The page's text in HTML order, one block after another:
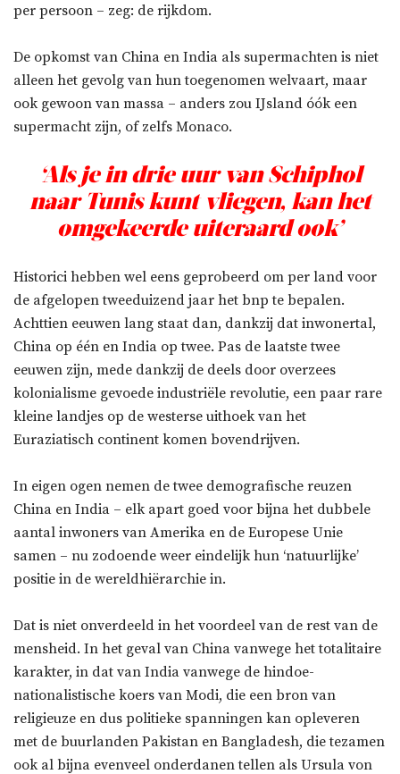
per persoon – zeg: de rijkdom.
De opkomst van China en India als supermachten is niet
alleen het gevolg van hun toegenomen welvaart, maar
ook gewoon van massa – anders zou IJsland óók een
supermacht zijn, of zelfs Monaco.
‘Als je in drie uur van Schiphol
naar Tunis kunt vliegen, kan het
omgekeerde uiteraard ook’
Historici hebben wel eens geprobeerd om per land voor
de afgelopen tweeduizend jaar het bnp te bepalen.
Achttien eeuwen lang staat dan, dankzij dat inwonertal,
China op één en India op twee. Pas de laatste twee
eeuwen zijn, mede dankzij de deels door overzees
kolonialisme gevoede industriële revolutie, een paar rare
kleine landjes op de westerse uithoek van het
Euraziatisch continent komen bovendrijven.
In eigen ogen nemen de twee demografische reuzen
China en India – elk apart goed voor bijna het dubbele
aantal inwoners van Amerika en de Europese Unie
samen – nu zodoende weer eindelijk hun ‘natuurlijke’
positie in de wereldhiërarchie in.
Dat is niet onverdeeld in het voordeel van de rest van de
mensheid. In het geval van China vanwege het totalitaire
karakter, in dat van India vanwege de hindoe-
nationalistische koers van Modi, die een bron van
religieuze en dus politieke spanningen kan opleveren
met de buurlanden Pakistan en Bangladesh, die tezamen
ook al bijna evenveel onderdanen tellen als Ursula von